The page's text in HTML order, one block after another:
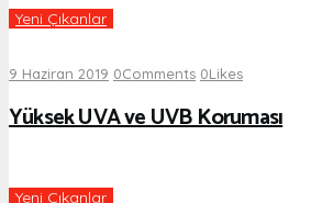
Yeni Çıkanlar
9 Haziran 2019 0Comments 0Likes
Yüksek UVA ve UVB Koruması
Yeni Çıkanlar